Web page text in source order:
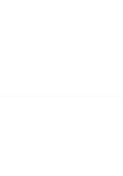
BBM di SPBU Kendari